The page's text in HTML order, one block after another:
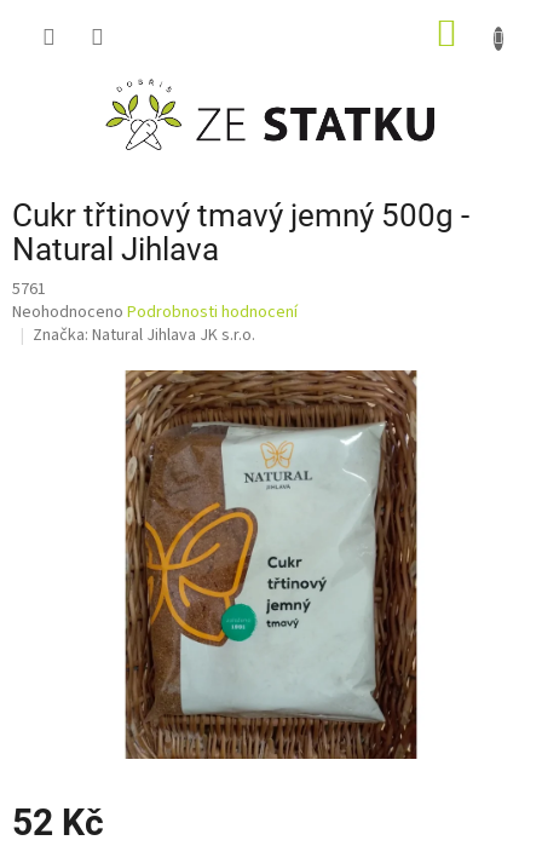
Cukr třtinový tmavý jemný 500g -
Natural Jihlava
5761
Průměrné
hodnocení
Neohodnoceno Podrobnosti hodnocení
Značka: Natural Jihlava JK s.r.o.
52 Kč